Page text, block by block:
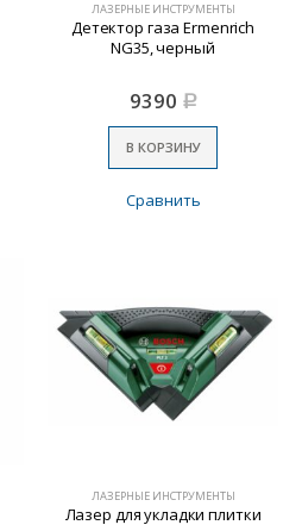
ЛАЗЕРНЫЕ ИНСТРУМЕНТЫ
Детектор газа Ermenrich
NG35, черный
9390 Р
В КОРЗИНУ
Сравнить
ЛАЗЕРНЫЕ ИНСТРУМЕНТЫ
Лазер для укладки плитки